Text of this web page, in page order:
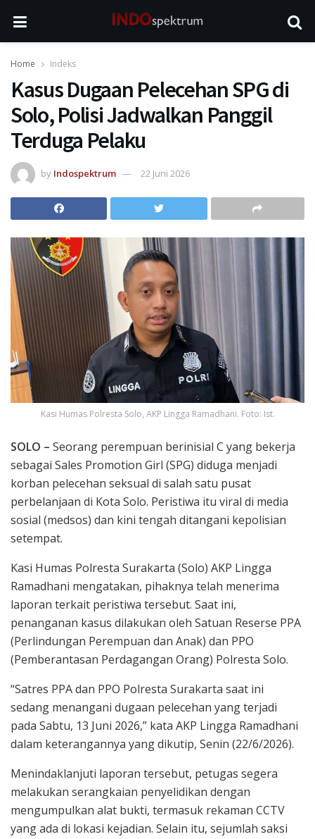
Home Indeks
Kasus Dugaan Pelecehan SPG di
Solo, Polisi Jadwalkan Panggil
Terduga Pelaku
by Indospektrum 22 Juni 2026
Kasi Humas Polresta Solo, AKP Lingga Ramadhani. Foto: Ist.
SOLO – Seorang perempuan berinisial C yang bekerja
sebagai Sales Promotion Girl (SPG) diduga menjadi
korban pelecehan seksual di salah satu pusat
perbelanjaan di Kota Solo. Peristiwa itu viral di media
sosial (medsos) dan kini tengah ditangani kepolisian
setempat.
Kasi Humas Polresta Surakarta (Solo) AKP Lingga
Ramadhani mengatakan, pihaknya telah menerima
laporan terkait peristiwa tersebut. Saat ini,
penanganan kasus dilakukan oleh Satuan Reserse PPA
(Perlindungan Perempuan dan Anak) dan PPO
(Pemberantasan Perdagangan Orang) Polresta Solo.
“Satres PPA dan PPO Polresta Surakarta saat ini
sedang menangani dugaan pelecehan yang terjadi
pada Sabtu, 13 Juni 2026,” kata AKP Lingga Ramadhani
dalam keterangannya yang dikutip, Senin (22/6/2026).
Menindaklanjuti laporan tersebut, petugas segera
melakukan serangkaian penyelidikan dengan
mengumpulkan alat bukti, termasuk rekaman CCTV
yang ada di lokasi kejadian. Selain itu, sejumlah saksi